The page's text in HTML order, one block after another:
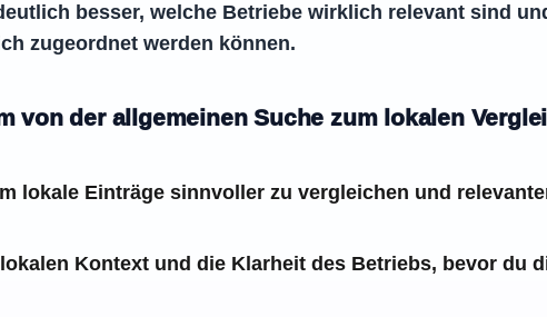
besser, welche Betriebe wirklich relevant sind
zugeordnet werden können.
von der allgemeinen Suche zum lokalen
lokale Einträge sinnvoller zu vergleichen und
Kontext und die Klarheit des Betriebs, bevor du